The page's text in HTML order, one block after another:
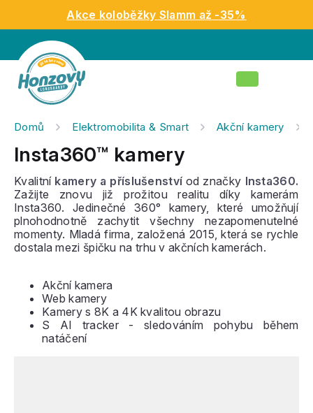
obsah
Akce koloběžky Slamm až -35%
Nákupní
Domů Elektromobilita & Smart Akční kamery
Insta360™ kamery
Kvalitníkamery a příslušenství od značky Insta360.
Zažijte znovu již prožitou realitu díky kamerám
Insta360. Jedinečné 360° kamery, které umožňují
plnohodnotně zachytit všechny nezapomenutelné
momenty. Mladá firma, založená 2015, která se rychle
dostala mezi špičku na trhu v akčních kamerách.
Akční kamera
Web kamery
Kamery s 8K a 4K kvalitou obrazu
S AI tracker - sledováním pohybu během
natáčení